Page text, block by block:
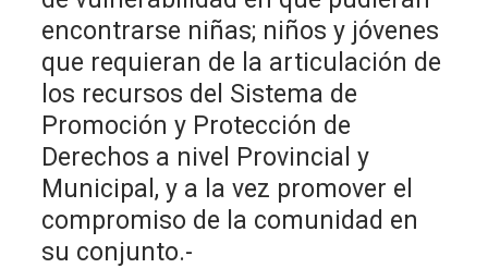
encontrarse niñas; niños y jóvenes
que requieran de la articulación de
los recursos del Sistema de
Promoción y Protección de
Derechos a nivel Provincial y
Municipal, y a la vez promover el
compromiso de la comunidad en
su conjunto.-